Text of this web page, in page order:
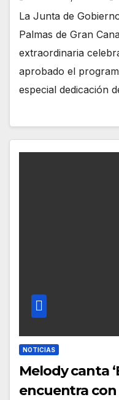
La Junta de
Palmas de Gran
extraordinaria
aprobado el
especial dedicación
NOTICIAS
Melody canta
encuentra con